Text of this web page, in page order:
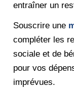
entraîner un
Souscrire une
compléter les
sociale et de
pour vos
imprévues.